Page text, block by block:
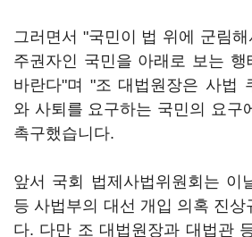
그러면서 "국민이 법 위에 군림
주권자인 국민을 아래로 보는 행
바란다"며 "조 대법원장은 사법
와 사퇴를 요구하는 국민의 요구
촉구했습니다.
앞서 국회 법제사법위원회는 이
등 사법부의 대선 개입 의혹 진상
다. 다만 조 대법원장과 대법관